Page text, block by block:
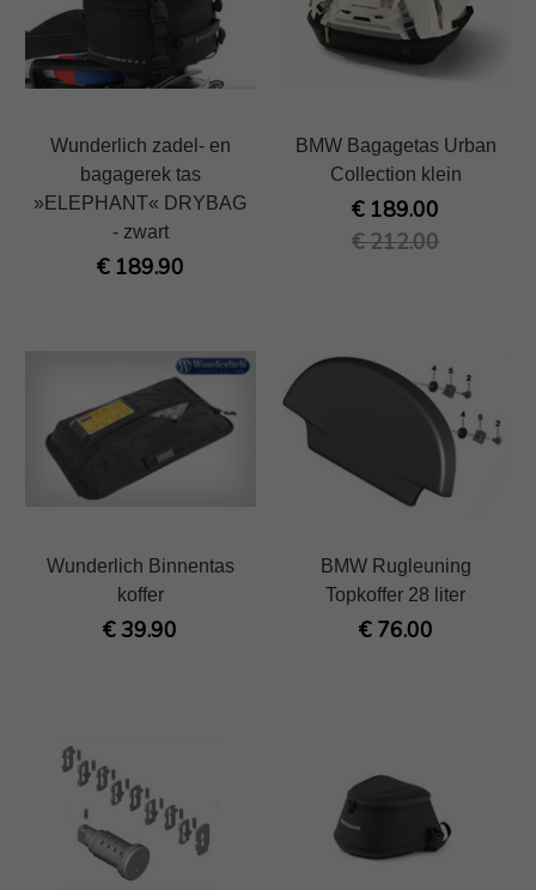
Wunderlich zadel- en
bagagerek tas
»ELEPHANT« DRYBAG
- zwart
€ 189.90
BMW Bagagetas Urban
Collection klein
€ 189.00
€ 212.00
Wunderlich Binnentas
koffer
€ 39.90
BMW Rugleuning
Topkoffer 28 liter
€ 76.00